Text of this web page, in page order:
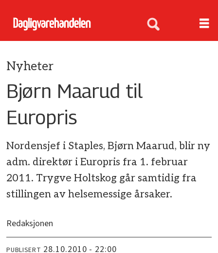
Nyheter
Bjørn Maarud til
Europris
Nordensjef i Staples, Bjørn Maarud, blir ny
adm. direktør i Europris fra 1. februar
2011. Trygve Holtskog går samtidig fra
stillingen av helsemessige årsaker.
Redaksjonen
PUBLISERT 28.10.2010 - 22:00